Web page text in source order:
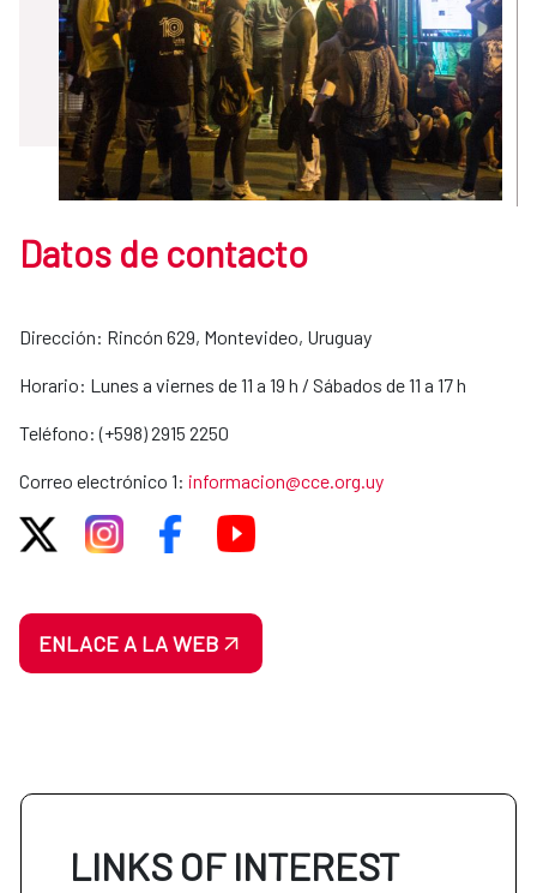
Datos de contacto
Dirección: Rincón 629, Montevideo, Uruguay
Horario: Lunes a viernes de 11 a 19 h / Sábados de 11 a 17 h
Teléfono: (+598) 2915 2250
Correo electrónico 1: informacion@cce.org.uy
ENLACE A LA WEB
LINKS OF INTEREST